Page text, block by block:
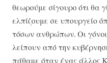
θεωρούμε σίγουρο ότι θα
ελπίζουμε σε υπουργείο
τόσων ανθρώπων. Οι
λείπουν από την
πάθαμε όταν ένας άλλος